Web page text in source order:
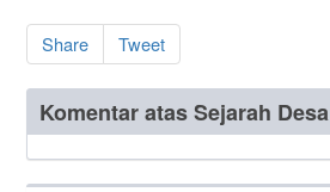
Share Tweet
Komentar atas Sejarah Desa